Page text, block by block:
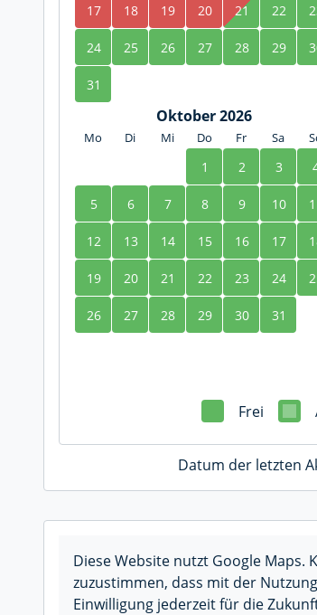
17 18 19 20 21 22
24 25 26 27 28 29
31
Oktober 2026
Mo Di Mi Do Fr Sa
1 2 3
5 6 7 8 9 10
12 13 14 15 16 17
19 20 21 22 23 24
26 27 28 29 30 31
Frei
Datum der letzten
Diese Website nutzt Google Maps.
zuzustimmen, dass mit der
Einwilligung jederzeit für die